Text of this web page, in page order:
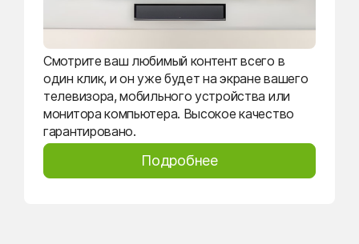
Смотрите ваш любимый контент всего в
один клик, и он уже будет на экране вашего
телевизора, мобильного устройства или
монитора компьютера. Высокое качество
гарантировано.
Подробнее